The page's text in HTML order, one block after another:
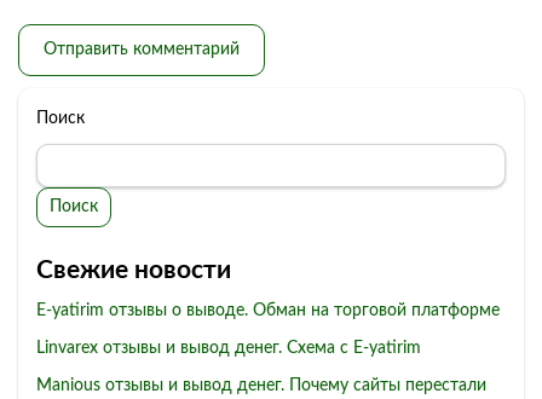
Поиск
Поиск
Свежие новости
E-yatirim отзывы о выводе. Обман на торговой платформе
Linvarex отзывы и вывод денег. Схема с E-yatirim
Manious отзывы и вывод денег. Почему сайты перестали